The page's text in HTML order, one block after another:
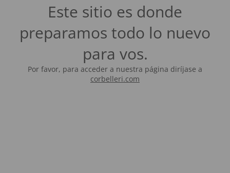
Este sitio es donde
preparamos todo lo nuevo
para vos.
Por favor, para acceder a nuestra página diríjase a
corbelleri.com